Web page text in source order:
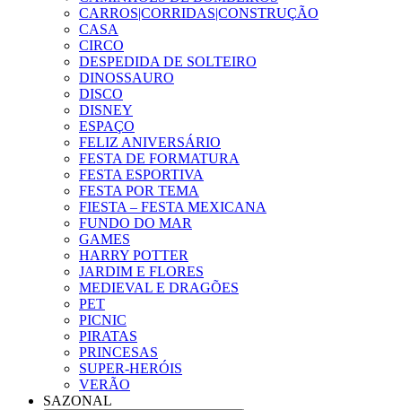
CARROS|CORRIDAS|CONSTRUÇÃO
CASA
CIRCO
DESPEDIDA DE SOLTEIRO
DINOSSAURO
DISCO
DISNEY
ESPAÇO
FELIZ ANIVERSÁRIO
FESTA DE FORMATURA
FESTA ESPORTIVA
FESTA POR TEMA
FIESTA – FESTA MEXICANA
FUNDO DO MAR
GAMES
HARRY POTTER
JARDIM E FLORES
MEDIEVAL E DRAGÕES
PET
PICNIC
PIRATAS
PRINCESAS
SUPER-HERÓIS
VERÃO
SAZONAL